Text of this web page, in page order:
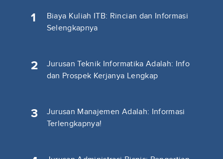
1
Biaya Kuliah ITB: Rincian dan Informasi
Selengkapnya
2
Jurusan Teknik Informatika Adalah: Info
dan Prospek Kerjanya Lengkap
3
Jurusan Manajemen Adalah: Informasi
Terlengkapnya!